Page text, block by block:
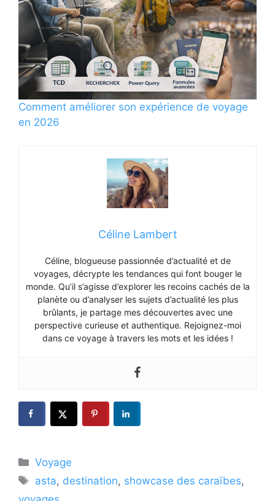
Comment améliorer son expérience de voyage
en 2026
Céline Lambert
Céline, blogueuse passionnée d’actualité et de
voyages, décrypte les tendances qui font bouger le
monde. Qu’il s’agisse d’explorer les recoins cachés de la
planète ou d’analyser les sujets d’actualité les plus
brûlants, je partage mes découvertes avec une
perspective curieuse et authentique. Rejoignez-moi
dans ce voyage à travers les mots et les idées !
Catégories
Voyage
Étiquettes
asta, destination, showcase des caraïbes,